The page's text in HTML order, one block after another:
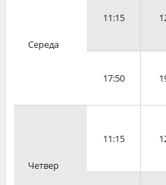
Середа
11:15
17:50
Четвер
11:15